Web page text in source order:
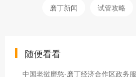
磨丁新闻 试管攻略
随便看看